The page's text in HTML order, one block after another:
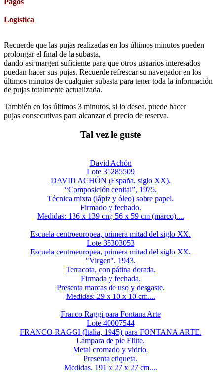
Pagos
Logística
Recuerde que las pujas realizadas en los últimos minutos pueden
prolongar el final de la subasta,
dando así margen suficiente para que otros usuarios interesados
puedan hacer sus pujas. Recuerde refrescar su navegador en los
últimos minutos de cualquier subasta para tener toda la información
de pujas totalmente actualizada.
También en los últimos 3 minutos, si lo desea, puede hacer
pujas consecutivas para alcanzar el precio de reserva.
Tal vez le guste
David Achón
Lote 35285509
DAVID ACHÓN (España, siglo XX).
“Composición cenital”, 1975.
Técnica mixta (lápiz y óleo) sobre papel.
Firmado y fechado.
Medidas: 136 x 139 cm; 56 x 59 cm (marco)....
Escuela centroeuropea, primera mitad del siglo XX.
Lote 35303053
Escuela centroeuropea, primera mitad del siglo XX.
"Virgen". 1943.
Terracota, con pátina dorada.
Firmada y fechada.
Presenta marcas de uso y desgaste.
Medidas: 29 x 10 x 10 cm....
Franco Raggi para Fontana Arte
Lote 40007544
FRANCO RAGGI (Italia, 1945) para FONTANA ARTE.
Lámpara de pie Flûte.
Metal cromado y vidrio.
Presenta etiqueta.
Medidas. 191 x 27 x 27 cm....